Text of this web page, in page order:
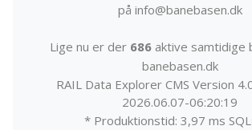
på info@banebasen.dk
Lige nu er der 686aktive samtidige
banebasen.dk
RAIL Data Explorer CMS Version
2026.06.07-06:20:19
* Produktionstid: 3,97 ms